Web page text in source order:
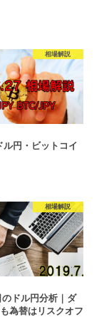
相場解説
ル円・ビットコイ
相場解説
ドル円分析｜ダ
為替はリスクオフ